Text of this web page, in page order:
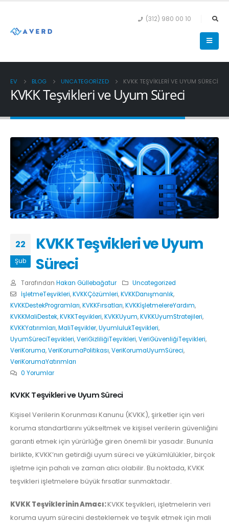
(312) 980 00 10
EV BLOG UNCATEGORIZED KVKK TEŞVIKLERI VE UYUM SÜRECI
KVKK Teşvikleri ve Uyum Süreci
22
Şub
KVKK Teşvikleri ve Uyum
Süreci
Tarafından Hakan Güllebağatur
Uncategorized
İşletmeTeşvikleri,KVKKÇözümleri,KVKKDanışmanlık,
KVKKDestekProgramları,KVKKFırsatları,KVKKİşletmelereYardım,
KVKKMaliDestek,KVKKTeşvikleri,KVKKUyum,KVKKUyumStratejileri,
KVKKYatırımları,MaliTeşvikler,UyumlulukTeşvikleri,
UyumSüreciTeşvikleri,VeriGizliliğiTeşvikleri,VeriGüvenliğiTeşvikleri,
VeriKoruma,VeriKorumaPolitikası,VeriKorumaUyumSüreci,
VeriKorumaYatırımları
0 Yorumlar
KVKK Teşvikleri ve Uyum Süreci
Kişisel Verilerin Korunması Kanunu (KVKK), şirketler için veri
koruma standartlarını yükseltmek ve kişisel verilerin güvenliğini
garanti etmek için yürürlüğe giren önemli bir yasadır. Bununla
birlikte, KVKK’nın getirdiği uyum süreci ve yükümlülükler, birçok
işletme için pahalı ve zaman alıcı olabilir. Bu noktada, KVKK
teşvikleri işletmelere büyük fırsatlar sunmaktadır.
KVKK Teşviklerinin Amacı:KVKK teşvikleri, işletmelerin veri
koruma uyum sürecini desteklemek ve teşvik etmek için mali